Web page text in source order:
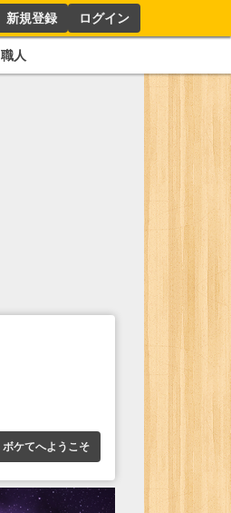
新規登録 ログイン
職人
ボケてへようこそ